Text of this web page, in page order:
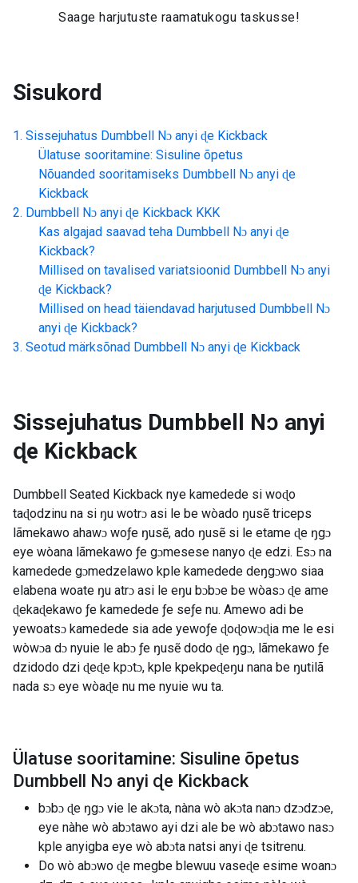
Saage harjutuste raamatukogu taskusse!
Sisukord
Sissejuhatus Dumbbell Nɔ anyi ɖe Kickback
Ülatuse sooritamine: Sisuline õpetus
Nõuanded sooritamiseks Dumbbell Nɔ anyi ɖe
Kickback
Dumbbell Nɔ anyi ɖe Kickback KKK
Kas algajad saavad teha Dumbbell Nɔ anyi ɖe
Kickback?
Millised on tavalised variatsioonid Dumbbell Nɔ anyi
ɖe Kickback?
Millised on head täiendavad harjutused Dumbbell Nɔ
anyi ɖe Kickback?
Seotud märksõnad Dumbbell Nɔ anyi ɖe Kickback
Sissejuhatus Dumbbell Nɔ anyi
ɖe Kickback
Dumbbell Seated Kickback nye kamedede si woɖo
taɖodzinu na si ŋu wotrɔ asi le be wòado ŋusẽ triceps
lãmekawo ahawɔ woƒe ŋusẽ, ado ŋusẽ si le etame ɖe ŋgɔ
eye wòana lãmekawo ƒe gɔmesese nanyo ɖe edzi. Esɔ na
kamedede gɔmedzelawo kple kamedede deŋgɔwo siaa
elabena woate ŋu atrɔ asi le eŋu bɔbɔe be wòasɔ ɖe ame
ɖekaɖekawo ƒe kamedede ƒe seƒe nu. Amewo adi be
yewoatsɔ kamedede sia ade yewoƒe ɖoɖowɔɖia me le esi
wòwɔa dɔ nyuie le abɔ ƒe ŋusẽ dodo ɖe ŋgɔ, lãmekawo ƒe
dzidodo dzi ɖeɖe kpɔtɔ, kple kpekpeɖeŋu nana be ŋutilã
nada sɔ eye wòaɖe nu me nyuie wu ta.
Ülatuse sooritamine: Sisuline õpetus
Dumbbell Nɔ anyi ɖe Kickback
bɔbɔ ɖe ŋgɔ vie le akɔta, nàna wò akɔta nanɔ dzɔdzɔe,
eye nàhe wò abɔtawo ayi dzi ale be wò abɔtawo nasɔ
kple anyigba eye wò abɔta natsi anyi ɖe tsitrenu.
Do wò abɔwo ɖe megbe blewuu vaseɖe esime woanɔ